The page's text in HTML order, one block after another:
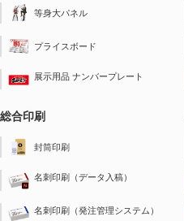
等身大パネル
プライスボード
展示用品 ナンバープレート
総合印刷
封筒印刷
名刺印刷（データ入稿）
名刺印刷（発注管理システム）